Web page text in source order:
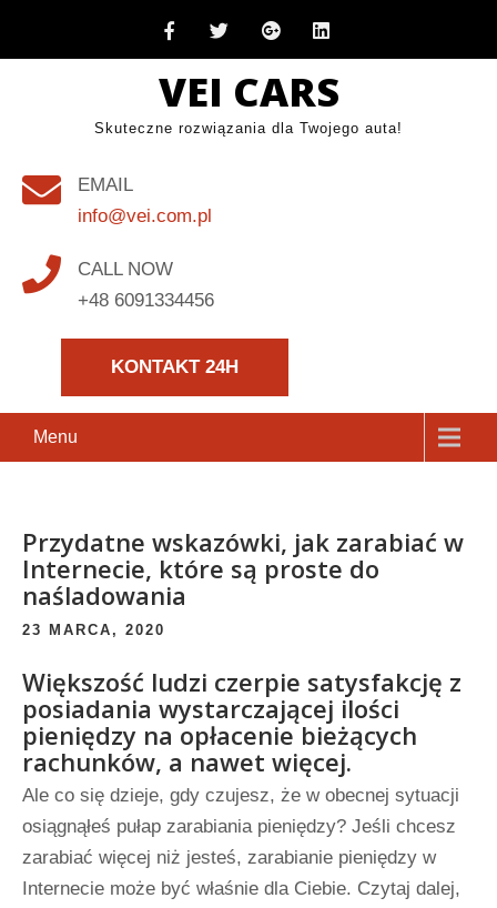
VEI CARS
Skuteczne rozwiązania dla Twojego auta!
EMAIL
info@vei.com.pl
CALL NOW
+48 6091334456
KONTAKT 24H
Menu
Przydatne wskazówki, jak zarabiać w
Internecie, które są proste do
naśladowania
23 MARCA, 2020
Większość ludzi czerpie satysfakcję z
posiadania wystarczającej ilości
pieniędzy na opłacenie bieżących
rachunków, a nawet więcej.
Ale co się dzieje, gdy czujesz, że w obecnej sytuacji
osiągnąłeś pułap zarabiania pieniędzy? Jeśli chcesz
zarabiać więcej niż jesteś, zarabianie pieniędzy w
Internecie może być właśnie dla Ciebie. Czytaj dalej,